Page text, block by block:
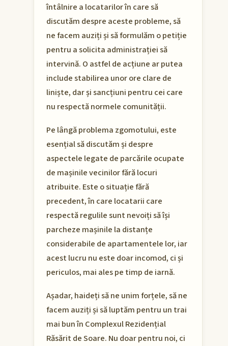
întâlnire a locatarilor în care să
discutăm despre aceste probleme, să
ne facem auziți și să formulăm o petiție
pentru a solicita administrației să
intervină. O astfel de acțiune ar putea
include stabilirea unor ore clare de
liniște, dar și sancțiuni pentru cei care
nu respectă normele comunității.
Pe lângă problema zgomotului, este
esențial să discutăm și despre
aspectele legate de parcările ocupate
de mașinile vecinilor fără locuri
atribuite. Este o situație fără
precedent, în care locatarii care
respectă regulile sunt nevoiți să își
parcheze mașinile la distanțe
considerabile de apartamentele lor, iar
acest lucru nu este doar incomod, ci și
periculos, mai ales pe timp de iarnă.
Așadar, haideți să ne unim forțele, să ne
facem auziți și să luptăm pentru un trai
mai bun în Complexul Rezidențial
Răsărit de Soare. Nu doar pentru noi, ci